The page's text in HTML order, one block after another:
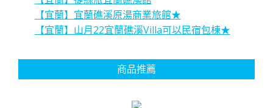
【宜蘭】宜蘭礁溪原湯商業旅館★
【宜蘭】山月22宜蘭礁溪Villa可以民宿包棟★
商品推薦